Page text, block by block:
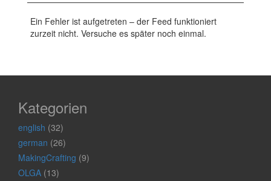
Ein Fehler ist aufgetreten – der Feed funktioniert
zurzeit nicht. Versuche es später noch einmal.
Kategorien
english (32)
german (26)
MakingCrafting (9)
OLGA (13)